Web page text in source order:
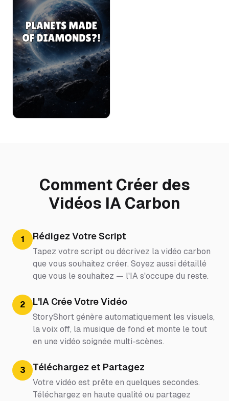
Comment Créer des
Vidéos IA Carbon
1 Rédigez Votre Script
Tapez votre script ou décrivez la vidéo carbon
que vous souhaitez créer. Soyez aussi détaillé
que vous le souhaitez — l'IA s'occupe du reste.
2 L'IA Crée Votre Vidéo
StoryShort génère automatiquement les visuels,
la voix off, la musique de fond et monte le tout
en une vidéo soignée multi-scènes.
3 Téléchargez et Partagez
Votre vidéo est prête en quelques secondes.
Téléchargez en haute qualité ou partagez